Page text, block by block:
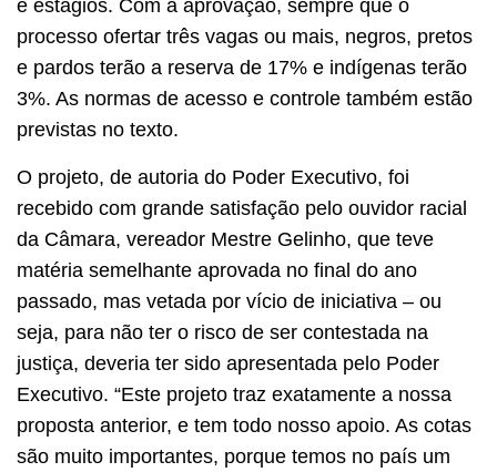
e estágios. Com a aprovação, sempre que o
processo ofertar três vagas ou mais, negros, pretos
e pardos terão a reserva de 17% e indígenas terão
3%. As normas de acesso e controle também estão
previstas no texto.
O projeto, de autoria do Poder Executivo, foi
recebido com grande satisfação pelo ouvidor racial
da Câmara, vereador Mestre Gelinho, que teve
matéria semelhante aprovada no final do ano
passado, mas vetada por vício de iniciativa – ou
seja, para não ter o risco de ser contestada na
justiça, deveria ter sido apresentada pelo Poder
Executivo. “Este projeto traz exatamente a nossa
proposta anterior, e tem todo nosso apoio. As cotas
são muito importantes, porque temos no país um